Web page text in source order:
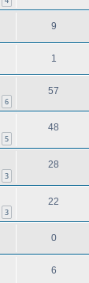
9
1
6
57
5
48
3
28
3
22
0
6